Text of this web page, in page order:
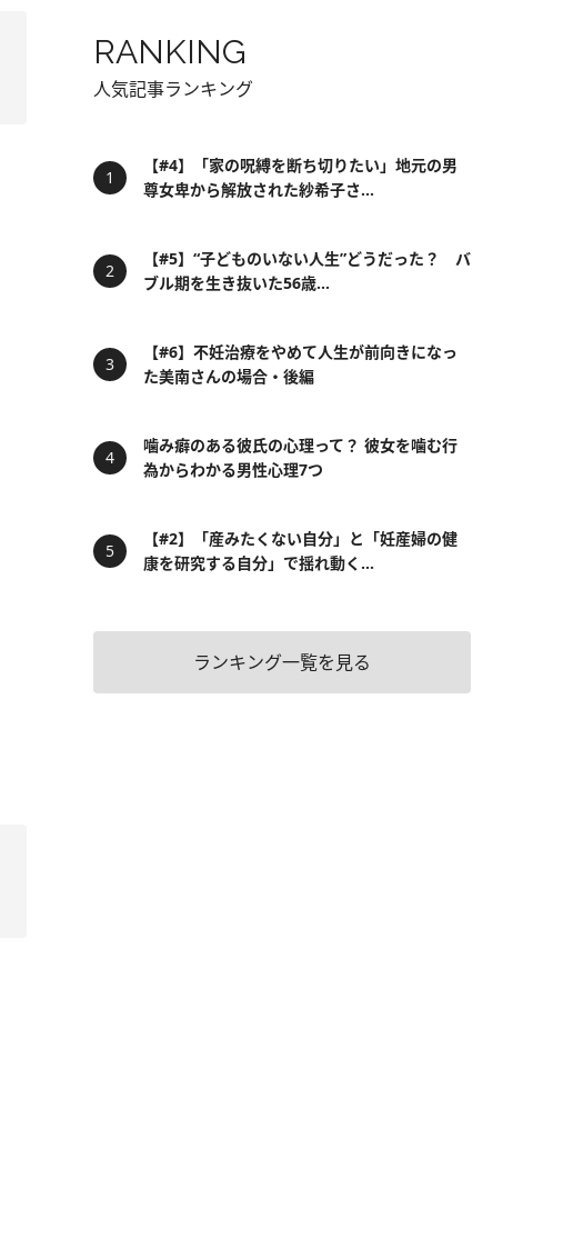
RANKING
人気記事ランキング
【#4】「家の呪縛を断ち切りたい」地元の男
尊女卑から解放された紗希子さ...
【#5】“子どものいない人生”どうだった？ バ
ブル期を生き抜いた56歳...
【#6】不妊治療をやめて人生が前向きになっ
た美南さんの場合・後編
噛み癖のある彼氏の心理って？ 彼女を噛む行
為からわかる男性心理7つ
【#2】「産みたくない自分」と「妊産婦の健
康を研究する自分」で揺れ動く...
ランキング一覧を見る